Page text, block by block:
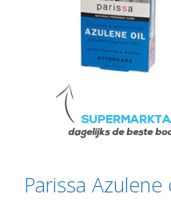
Parissa